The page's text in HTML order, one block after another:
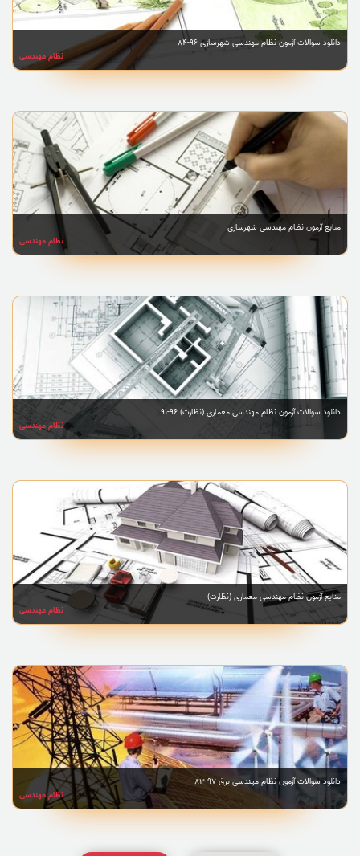
دانلود سوالات آزمون نظام مهندسی شهرسازی 96-84
نظام مهندسی
منابع آزمون نظام مهندسی شهرسازی
نظام مهندسی
دانلود سوالات آزمون نظام مهندسی معماری (نظارت) 96-91
نظام مهندسی
منابع آزمون نظام مهندسی معماری (نظارت)
نظام مهندسی
دانلود سوالات آزمون نظام مهندسی برق 97-83
نظام مهندسی